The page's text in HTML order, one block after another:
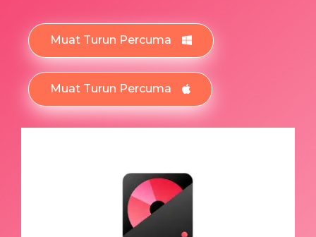
Muat Turun Percuma
Muat Turun Percuma